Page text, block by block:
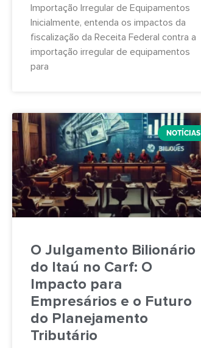
Importação Irregular de Equipamentos
Inicialmente, entenda os impactos da
fiscalização da Receita Federal contra a
importação irregular de equipamentos
para
NOTÍCIAS
O Julgamento Bilionário
do Itaú no Carf: O
Impacto para
Empresários e o Futuro
do Planejamento
Tributário